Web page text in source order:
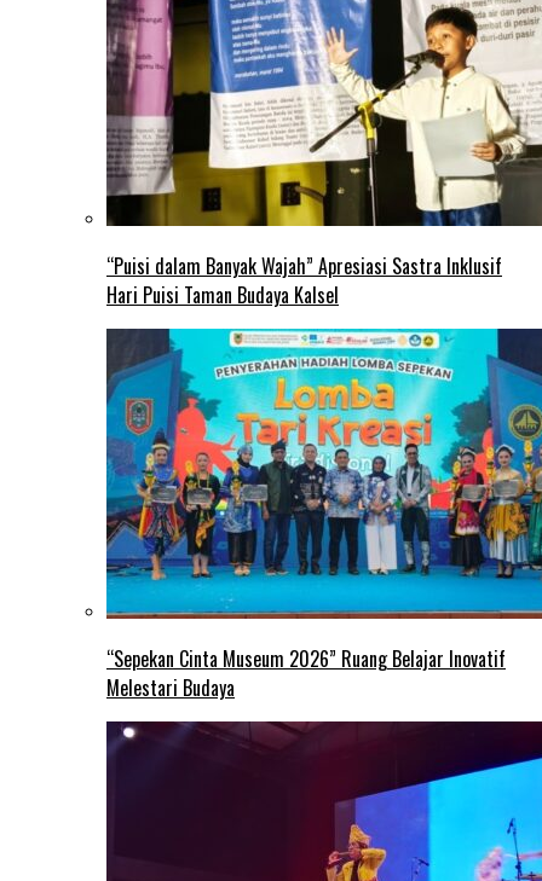
“Puisi dalam Banyak Wajah” Apresiasi Sastra Inklusif
Hari Puisi Taman Budaya Kalsel
“Sepekan Cinta Museum 2026” Ruang Belajar Inovatif
Melestari Budaya